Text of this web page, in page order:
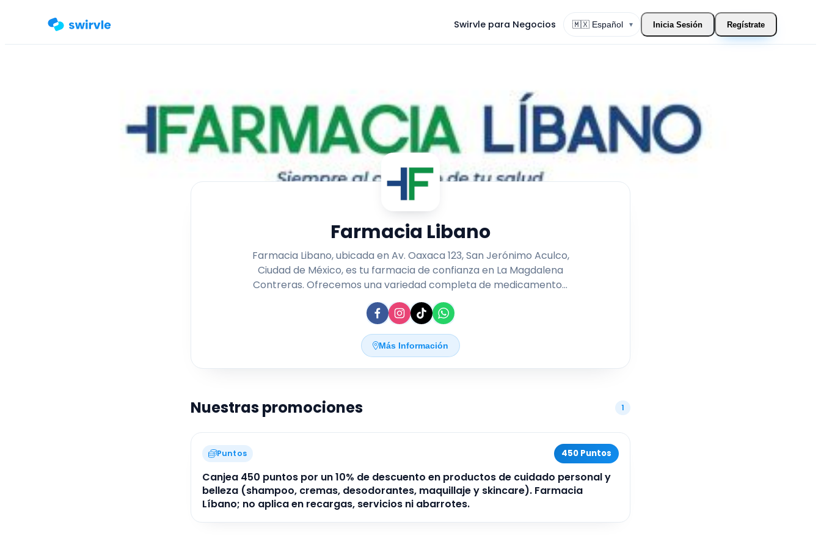
Swirvle para Negocios Cambiar Idioma
▾ Inicia Sesión Regístrate
Farmacia Libano
Farmacia Libano, ubicada en Av. Oaxaca 123, San Jerónimo Aculco,
Ciudad de México, es tu farmacia de confianza en La Magdalena
Contreras. Ofrecemos una variedad completa de medicamentos,
productos de belleza y cuidado personal, además de asesoría
especializada para tu bienestar. Nuestro compromiso es brindar
atención personalizada y soluciones integrales para tu salud,
garantizando calidad y confianza en cada visita. Ven y descubre
cómo Farmacia Libano puede apoyar tu cuidado diario.
Más Información
Nuestras promociones 1
Puntos 450 Puntos
Canjea 450 puntos por un 10% de descuento en productos de cuidado personal y
belleza (shampoo, cremas, desodorantes, maquillaje y skincare). Farmacia
Líbano; no aplica en recargas, servicios ni abarrotes.